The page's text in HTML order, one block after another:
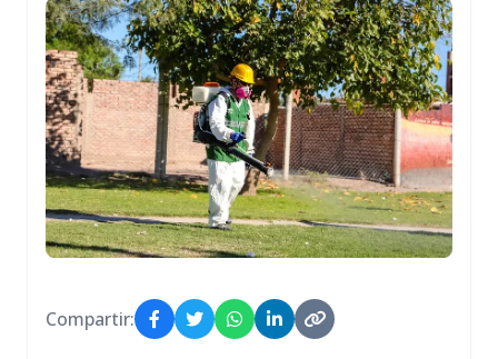
Compartir: